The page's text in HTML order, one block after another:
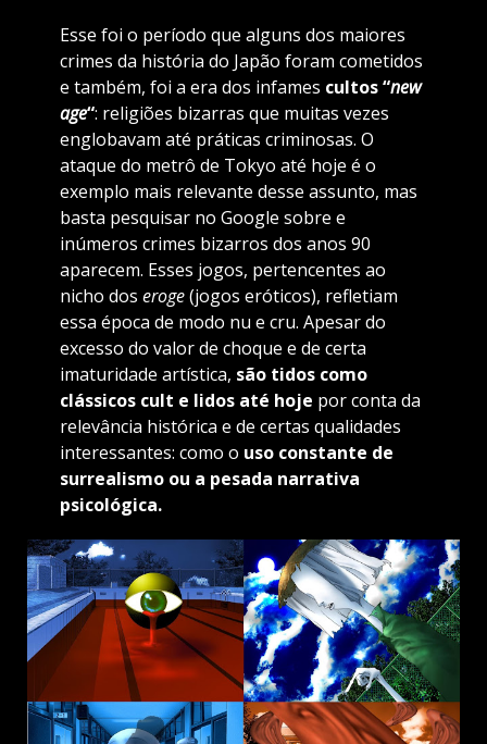
Esse foi o período que alguns dos maiores
crimes da história do Japão foram cometidos
e também, foi a era dos infames cultos “new
age“: religiões bizarras que muitas vezes
englobavam até práticas criminosas. O
ataque do metrô de Tokyo até hoje é o
exemplo mais relevante desse assunto, mas
basta pesquisar no Google sobre e
inúmeros crimes bizarros dos anos 90
aparecem. Esses jogos, pertencentes ao
nicho dos eroge(jogos eróticos), refletiam
essa época de modo nu e cru. Apesar do
excesso do valor de choque e de certa
imaturidade artística, são tidos como
clássicos cult e lidos até hoje por conta da
relevância histórica e de certas qualidades
interessantes: como o uso constante de
surrealismo ou a pesada narrativa
psicológica.